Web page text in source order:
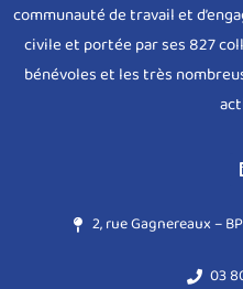
communauté de travail et
civile et portée par ses 827
bénévoles et les très
2, rue Gagnereaux –
03